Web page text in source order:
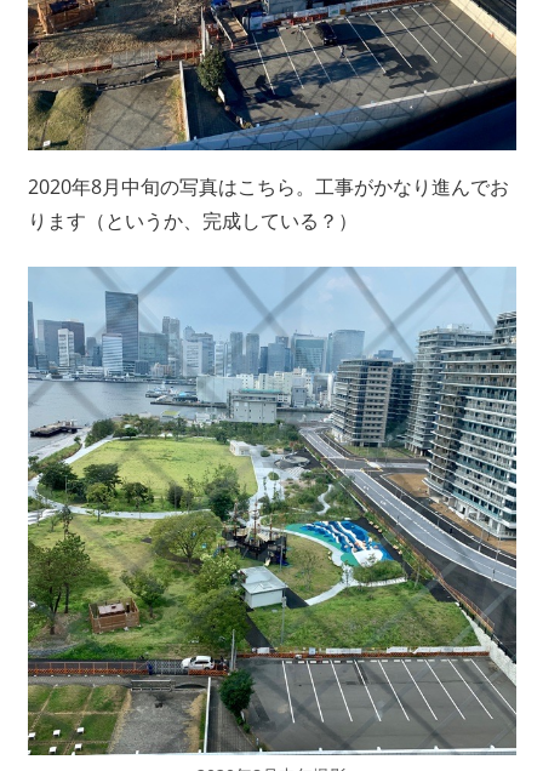
2020年8月中旬の写真はこちら。工事がかなり進んでお
ります（というか、完成している？）